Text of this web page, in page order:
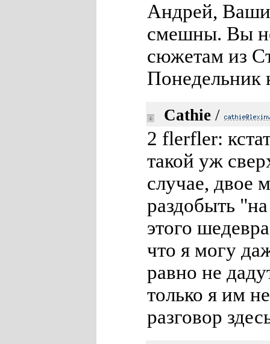
Андрей, Ваши
смешны. Вы
сюжетам из
Понедельник
Cathie /
2 flerfler:
такой уж
случае, двое
раздобыть
этого
что я могу
равно не
только я им
разговор